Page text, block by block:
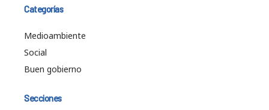
Categorías
Medioambiente
Social
Buen gobierno
Secciones